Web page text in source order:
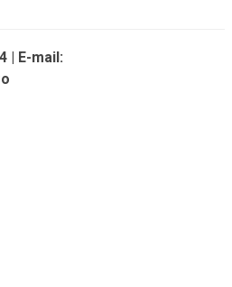
| E-mail: